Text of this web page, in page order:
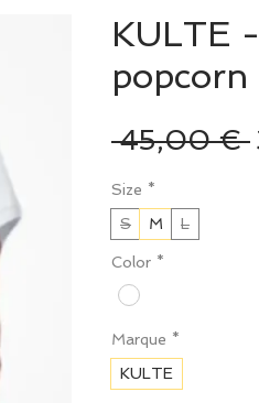
KULTE
popcorn
45,00 €
Size *
S
M L
Color *
Marque *
KULTE